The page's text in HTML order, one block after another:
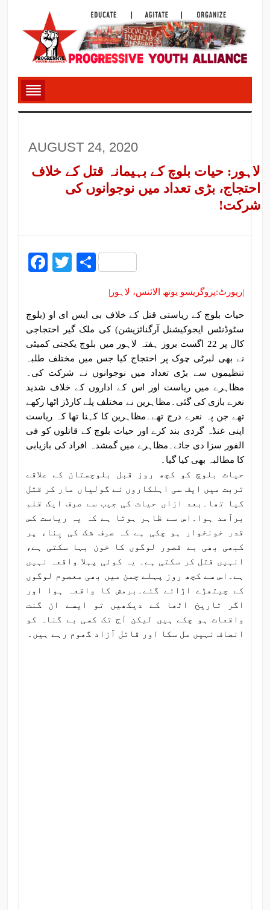
AUGUST 24, 2020
لاہور: حیات بلوچ کے بہیمانہ قتل کے خلاف
احتجاج، بڑی تعداد میں نوجوانوں کی
شرکت!
Facebook
Twitter
Share
|رپورٹ:پروگریسو یوتھ الائنس، لاہور|
حیات بلوچ کے ریاستی قتل کے خلاف بی ایس ای او (بلوچ
سٹوڈنٹس ایجوکیشنل آرگنائزیشن) کی ملک گیر احتجاجی
کال پر 22 اگست بروز ہفتہ لاہور میں بلوچ یکجتی کمیٹی
نے بھی لبرٹی چوک پر احتجاج کیا جس میں مختلف طلبہ
تنظیموں سے بڑی تعداد میں نوجوانوں نے شرکت کی۔
مظاہرے میں ریاست اور اس کے اداروں کے خلاف شدید
نعرے بازی کی گئی۔مظاہرین نے مختلف پلے کارڈز اٹھا رکھے
تھے جن پہ نعرے درج تھے۔مظاہرین کا کہنا تھا کہ ریاست
اپنی غنڈہ گردی بند کرے اور حیات بلوچ کے قاتلوں کو فی
الفور سزا دی جائے۔مظاہرے میں گمشدہ افراد کی بازیابی
کا مطالبہ بھی کیا گیا۔
حیات بلوچ کو کچھ روز قبل بلوچستان کے علاقے
تربت میں ایف سی اہلکاروں نے گولیاں مار کر قتل
کیا تھا۔بعد ازاں حیات کی جیب سے صرف ایک قلم
برآمد ہوا۔اس سے ظاہر ہوتا ہے کہ یہ ریاست کس
قدر خونخوار ہو چکی ہے کہ صرف شک کی بِناء پر
کبھی بھی بے قصور لوگوں کا خون بہا سکتی ہے،
انہیں قتل کر سکتی ہے۔ یہ کوئی پہلا واقعہ نہیں
ہے۔اس سے کچھ روز پہلے چمن میں بھی معصوم لوگوں
کے چیتھڑے اڑائے گئے۔برمش کا واقعہ ہوا اور
اگر تاریخ اٹھا کے دیکھیں تو ایسے ان گنت
واقعات ہو چکے ہیں لیکن آج تک کسی بے گناہ کو
انصاف نہیں مل سکا اور قاتل آزاد گھوم رہے ہیں۔